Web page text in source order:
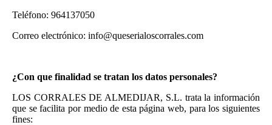
Teléfono: 964137050
Correo electrónico: info@queserialoscorrales.com
¿Con que finalidad se tratan los datos personales?
LOS CORRALES DE ALMEDIJAR, S.L. trata la información
que se facilita por medio de esta página web, para los siguientes
fines: